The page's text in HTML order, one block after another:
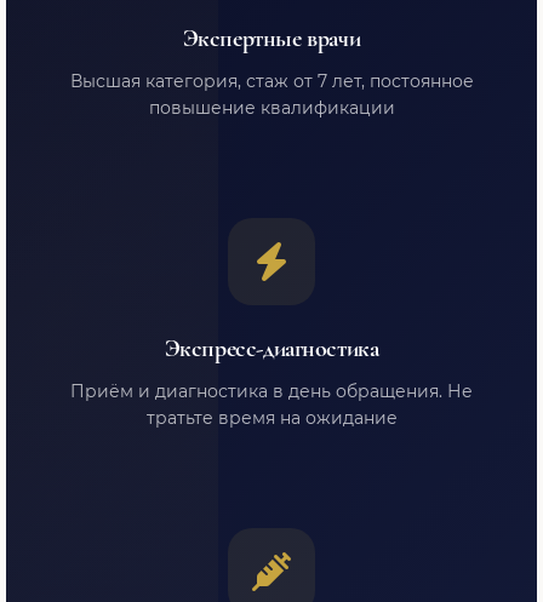
Экспертные врачи
Высшая категория, стаж от 7 лет, постоянное
повышение квалификации
Экспресс-диагностика
Приём и диагностика в день обращения. Не
тратьте время на ожидание